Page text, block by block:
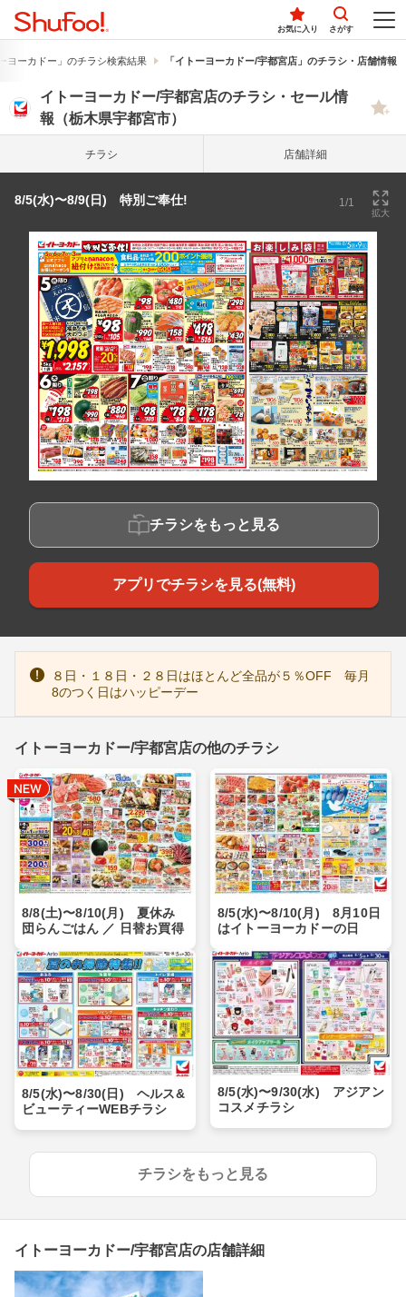
お気に入り さがす
ヨーカドー」のチラシ検索結果 「イトーヨーカドー/宇都宮店」のチラシ・店舗情報
イトーヨーカドー/宇都宮店のチラシ・セール情
報（栃木県宇都宮市）
チラシ 店舗詳細
8/5(水)〜8/9(日) 特別ご奉仕! 1/1
拡大
チラシをもっと見る
アプリでチラシを見る(無料)
８日・１８日・２８日はほとんど全品が５％OFF 毎月
8のつく日はハッピーデー
イトーヨーカドー/宇都宮店の他のチラシ
8/8(土)〜8/10(月) 夏休み
団らんごはん ／ 日替お買得
8/5(水)〜8/10(月) 8月10日
はイトーヨーカドーの日
8/5(水)〜8/30(日) ヘルス&
ビューティーWEBチラシ
8/5(水)〜9/30(水) アジアン
コスメチラシ
チラシをもっと見る
イトーヨーカドー/宇都宮店の店舗詳細